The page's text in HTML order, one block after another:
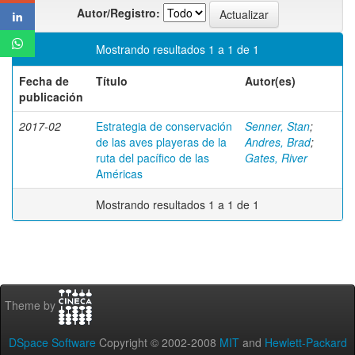
Autor/Registro:
Mostrando resultados 1 a 1 de 1
Fecha de
publicación
Título Autor(es)
2017-02
Estrategia de conservación
de las aves playeras de la
ruta del pacífico de las
Américas
Senner, Stan;
Andres, Brad;
Gates, River
Mostrando resultados 1 a 1 de 1
Theme by
DSpace Software Copyright © 2002-2008 MIT and Hewlett-Packard